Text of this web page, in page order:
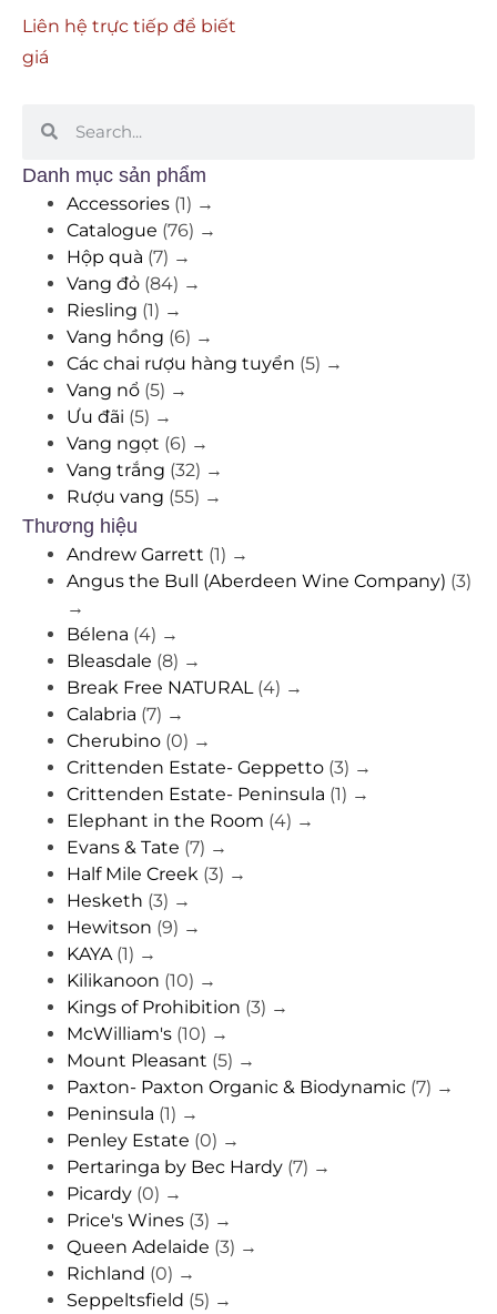
Danh mục sản phẩm
Accessories (1) →
Catalogue (76) →
Hộp quà (7) →
Vang đỏ (84) →
Riesling (1) →
Vang hồng (6) →
Các chai rượu hàng tuyển (5) →
Vang nổ (5) →
Ưu đãi (5) →
Vang ngọt (6) →
Vang trắng (32) →
Rượu vang (55) →
Thương hiệu
Andrew Garrett (1) →
Angus the Bull (Aberdeen Wine Company) (3)
→
Bélena (4) →
Bleasdale (8) →
Break Free NATURAL (4) →
Calabria (7) →
Cherubino (0) →
Crittenden Estate- Geppetto (3) →
Crittenden Estate- Peninsula (1) →
Elephant in the Room (4) →
Evans & Tate (7) →
Half Mile Creek (3) →
Hesketh (3) →
Hewitson (9) →
KAYA (1) →
Kilikanoon (10) →
Kings of Prohibition (3) →
McWilliam's (10) →
Mount Pleasant (5) →
Paxton- Paxton Organic & Biodynamic (7) →
Peninsula (1) →
Penley Estate (0) →
Pertaringa by Bec Hardy (7) →
Picardy (0) →
Price's Wines (3) →
Queen Adelaide (3) →
Richland (0) →
Seppeltsfield (5) →
Liên hệ trực tiếp để biết
giá